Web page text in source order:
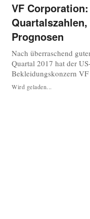
VF
Prognosen
Nach überraschend
Quartal 2017 hat der
Bekleidungskonzern
für das laufende
korrigiert. Das
Wird geladen...